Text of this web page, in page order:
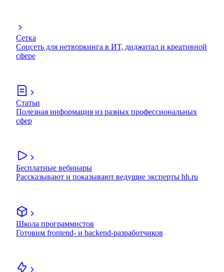
Сетка
Соцсеть для нетворкинга в ИТ, диджитал и креативной
сфере
Статьи
Полезная информация из разных профессиональных
сфер
Бесплатные вебинары
Рассказывают и показывают ведущие эксперты hh.ru
Школа программистов
Готовим frontend- и backend-разработчиков